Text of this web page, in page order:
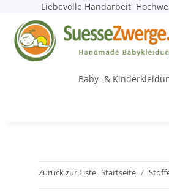
Liebevolle Handarbeit
Baby- &
Zurück zur Liste Startseite